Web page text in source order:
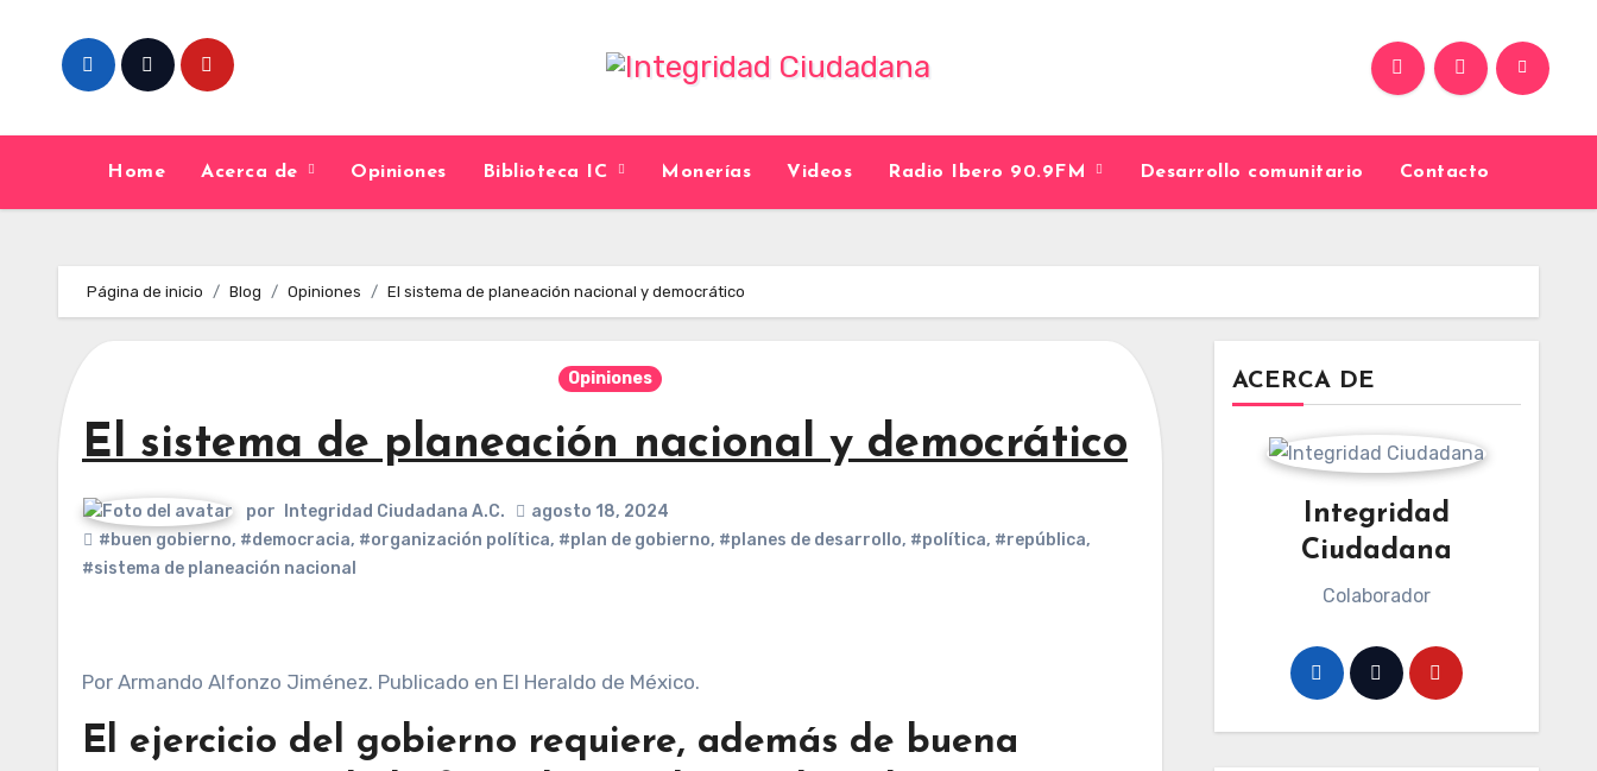
content
Home Acerca de Opiniones Biblioteca IC Monerías Videos Radio Ibero 90.9FM Desarrollo comunitario Contacto
Página de inicio Blog Opiniones El sistema de planeación nacional y democrático
Opiniones
El sistema de planeación nacional y democrático
por Integridad Ciudadana A.C.
agosto 18, 2024
#buen gobierno, #democracia, #organización política, #plan de gobierno, #planes de desarrollo, #política, #república,
#sistema de planeación nacional
Por Armando Alfonzo Jiménez. Publicado en El Heraldo de México.
El ejercicio del gobierno requiere, además de buena
ACERCA DE
Integridad
Ciudadana
Colaborador